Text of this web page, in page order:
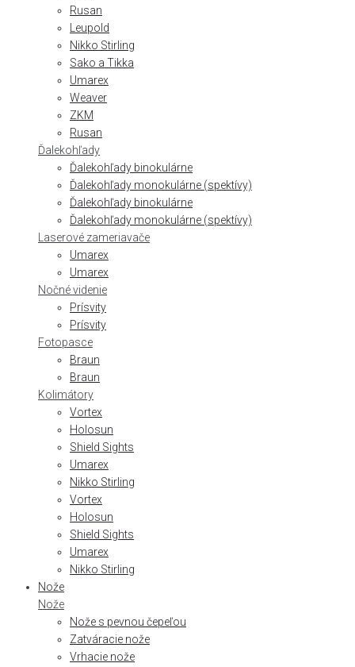
Rusan
Leupold
Nikko Stirling
Sako a Tikka
Umarex
Weaver
ZKM
Rusan
Ďalekohľady
Ďalekohľady binokulárne
Ďalekohľady monokulárne (spektívy)
Ďalekohľady binokulárne
Ďalekohľady monokulárne (spektívy)
Laserové zameriavače
Umarex
Umarex
Nočné videnie
Prísvity
Prísvity
Fotopasce
Braun
Braun
Kolimátory
Vortex
Holosun
Shield Sights
Umarex
Nikko Stirling
Vortex
Holosun
Shield Sights
Umarex
Nikko Stirling
Nože
Nože
Nože s pevnou čepeľou
Zatváracie nože
Vrhacie nože